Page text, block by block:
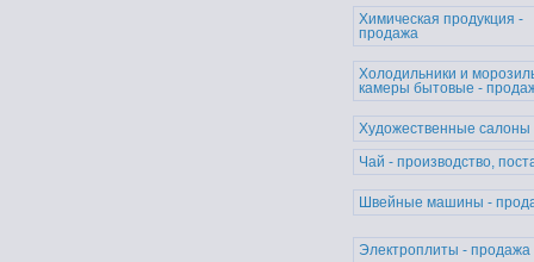
Химическая продукция -
продажа
Холодильники и
камеры бытовые -
Художественные салоны
Чай - производство,
Швейные машины -
Электроплиты - продажа